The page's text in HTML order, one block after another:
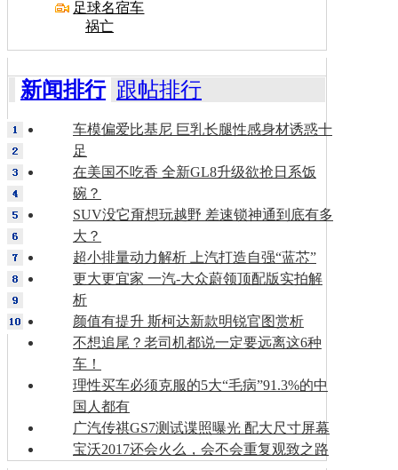
足球名宿车
祸亡
新闻排行 跟帖排行
车模偏爱比基尼 巨乳长腿性感身材诱惑十
足
在美国不吃香 全新GL8升级欲抢日系饭
碗？
SUV没它甭想玩越野 差速锁神通到底有多
大？
超小排量动力解析 上汽打造自强“蓝芯”
更大更宜家 一汽-大众蔚领顶配版实拍解
析
颜值有提升 斯柯达新款明锐官图赏析
不想追尾？老司机都说一定要远离这6种
车！
理性买车必须克服的5大“毛病”91.3%的中
国人都有
广汽传祺GS7测试谍照曝光 配大尺寸屏幕
宝沃2017还会火么，会不会重复观致之路